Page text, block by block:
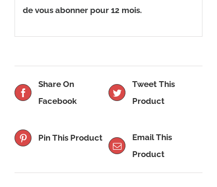
de vous abonner pour 12 mois.
Share On
Facebook
Tweet This
Product
Pin This Product
Email This
Product